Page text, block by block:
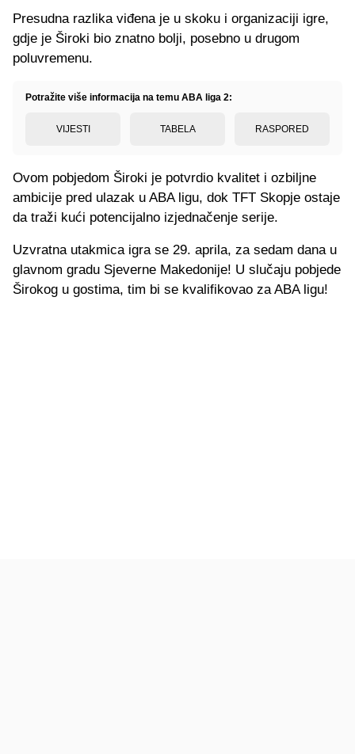
Presudna razlika viđena je u skoku i organizaciji igre,
gdje je Široki bio znatno bolji, posebno u drugom
poluvremenu.
Potražite više informacija na temu ABA liga 2:
VIJESTI TABELA RASPORED
Ovom pobjedom Široki je potvrdio kvalitet i ozbiljne
ambicije pred ulazak u ABA ligu, dok TFT Skopje ostaje
da traži kući potencijalno izjednačenje serije.
Uzvratna utakmica igra se 29. aprila, za sedam dana u
glavnom gradu Sjeverne Makedonije! U slučaju pobjede
Širokog u gostima, tim bi se kvalifikovao za ABA ligu!